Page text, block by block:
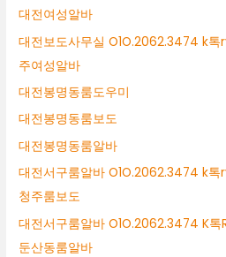
대전여성알바
대전보도사무실 O1O.2062.3474 k
주여성알바
대전봉명동룸도우미
대전봉명동룸보도
대전봉명동룸알바
대전서구룸알바 O1O.2062.3474 k
청주룸보도
대전서구룸알바 O1O.2062.3474 K톡
둔산동룸알바